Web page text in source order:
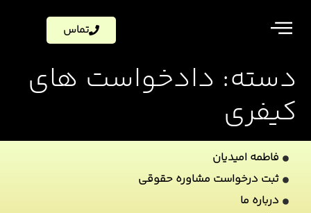
تماس
دسته: دادخواست های
کیفری
فاطمه امیدیان
ثبت درخواست مشاوره حقوقی
درباره ما